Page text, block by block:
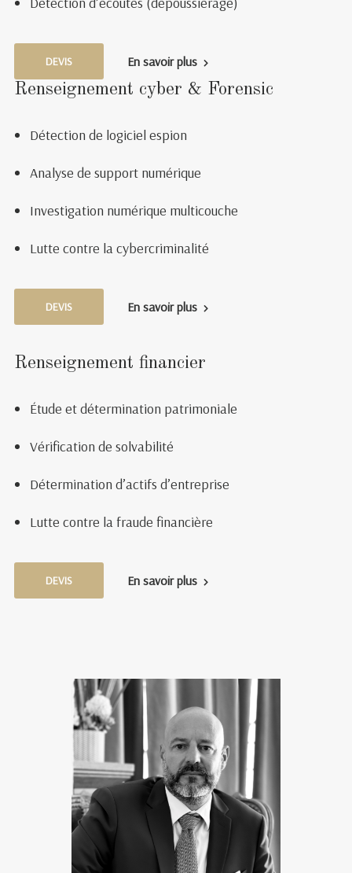
DEVIS En savoir plus
Renseignement cyber & Forensic
Détection de logiciel espion
Analyse de support numérique
Investigation numérique multicouche
Lutte contre la cybercriminalité
DEVIS En savoir plus
Renseignement financier
Étude et détermination patrimoniale
Vérification de solvabilité
Détermination d’actifs d’entreprise
Lutte contre la fraude financière
DEVIS En savoir plus